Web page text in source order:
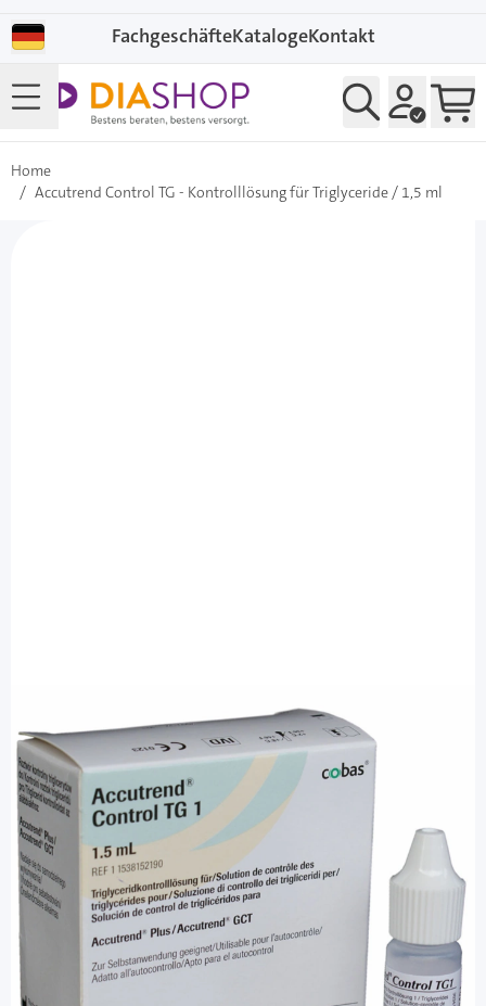
FachgeschäfteKatalogeKontakt
Home
/ Accutrend Control TG - Kontrolllösung für Triglyceride / 1,5 ml
Accutrend Control TG - Kontrolllösung
für Triglyceride / 1,5 ml
PZN: 00362039 / Diashop.de Kat.-Nr.110603
Lieferzeit 3-7 Werktage
Besonderheiten
Lagerung zwischen + 2° C und + 8° C
Testdurchführung zwischen + 18° C und + 30° C